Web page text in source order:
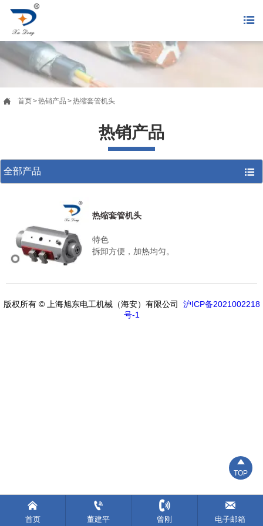

 首页>热销产品 >热缩套管机头
热销产品
全部产品 
热缩套管机头
特色
拆卸方便，加热均匀。
版权所有 © 上海旭东电工机械（海安）有限公司 沪ICP备2021002218
号-1

首页

董建平

曾刚

电子邮箱

TOP